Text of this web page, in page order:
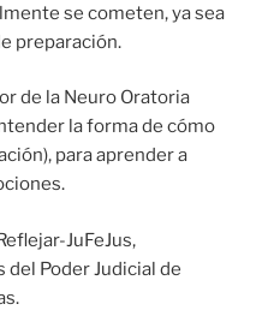
se cometen, ya sea
preparación.
de la Neuro Oratoria
la forma de cómo
para aprender a
JuFeJus,
Poder Judicial de